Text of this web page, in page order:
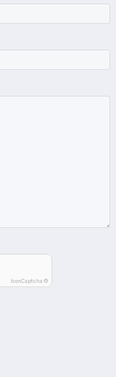
IconCaptcha ©